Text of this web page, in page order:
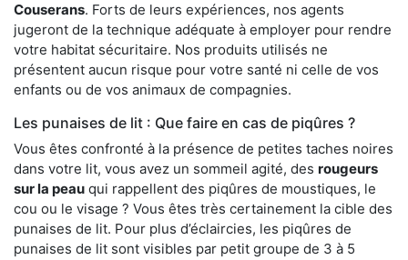
Couserans. Forts de leurs expériences, nos agents
jugeront de la technique adéquate à employer pour rendre
votre habitat sécuritaire. Nos produits utilisés ne
présentent aucun risque pour votre santé ni celle de vos
enfants ou de vos animaux de compagnies.
Les punaises de lit : Que faire en cas de piqûres ?
Vous êtes confronté à la présence de petites taches noires
dans votre lit, vous avez un sommeil agité, des rougeurs
sur la peau qui rappellent des piqûres de moustiques, le
cou ou le visage ? Vous êtes très certainement la cible des
punaises de lit. Pour plus d’éclaircies, les piqûres de
punaises de lit sont visibles par petit groupe de 3 à 5